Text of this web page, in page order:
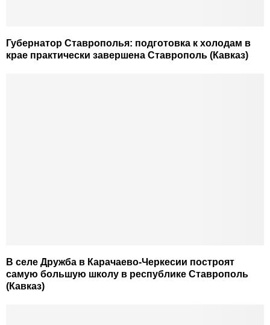
Губернатор Ставрополья: подготовка к холодам в
крае практически завершена Ставрополь (Кавказ)
В селе Дружба в Карачаево-Черкесии построят
самую большую школу в республике Ставрополь
(Кавказ)